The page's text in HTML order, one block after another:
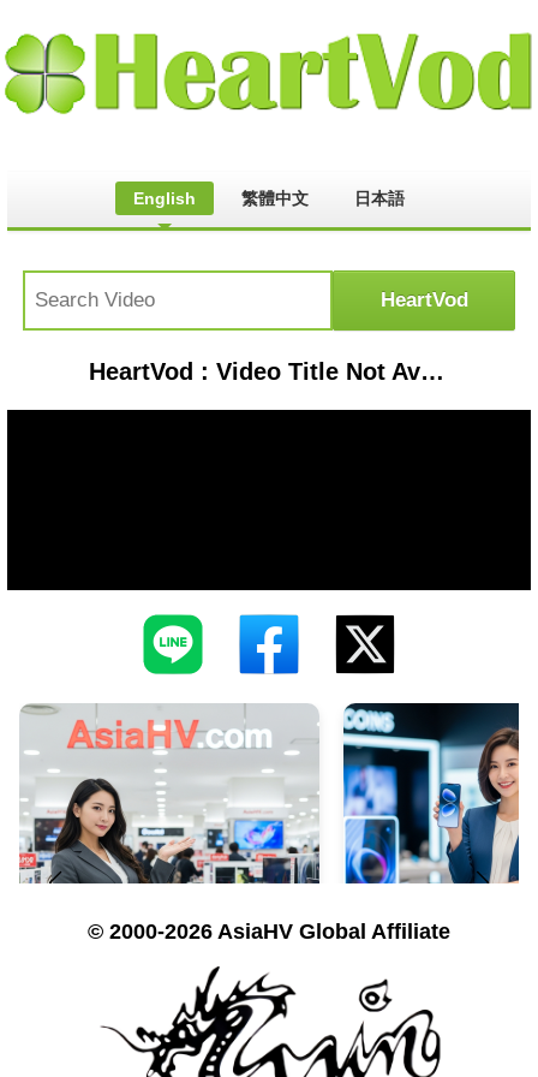
English 繁體中文 日本語
HeartVod : Video Title Not Available
© 2000-2026 AsiaHV Global Affiliate